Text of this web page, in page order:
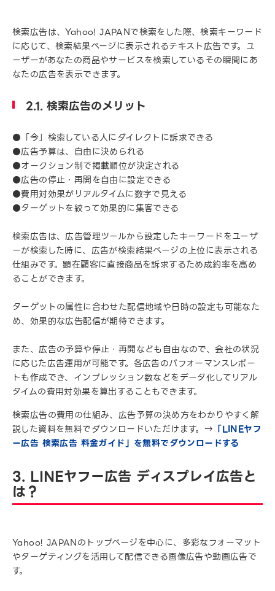
検索広告は、Yahoo! JAPANで検索をした際、検索キーワード
に応じて、検索結果ページに表示されるテキスト広告です。ユ
ーザーがあなたの商品やサービスを検索しているその瞬間にあ
なたの広告を表示できます。
2.1. 検索広告のメリット
●「今」検索している人にダイレクトに訴求できる
●広告予算は、自由に決められる
●オークション制で掲載順位が決定される
●広告の停止・再開を自由に設定できる
●費用対効果がリアルタイムに数字で見える
●ターゲットを絞って効果的に集客できる
検索広告は、広告管理ツールから設定したキーワードをユーザ
ーが検索した時に、広告が検索結果ページの上位に表示される
仕組みです。顕在顧客に直接商品を訴求するため成約率を高め
ることができます。
ターゲットの属性に合わせた配信地域や日時の設定も可能なた
め、効果的な広告配信が期待できます。
また、広告の予算や停止・再開なども自由なので、会社の状況
に応じた広告運用が可能です。各広告のパフォーマンスレポー
トも作成でき、インプレッション数などをデータ化してリアル
タイムの費用対効果を算出することもできます。
検索広告の費用の仕組み、広告予算の決め方をわかりやすく解
説した資料を無料でダウンロードいただけます。→ 「LINEヤフ
ー広告 検索広告 料金ガイド」を無料でダウンロードする
3. LINEヤフー広告 ディスプレイ広告と
は？
Yahoo! JAPANのトップページを中心に、多彩なフォーマット
やターゲティングを活用して配信できる画像広告や動画広告で
す。